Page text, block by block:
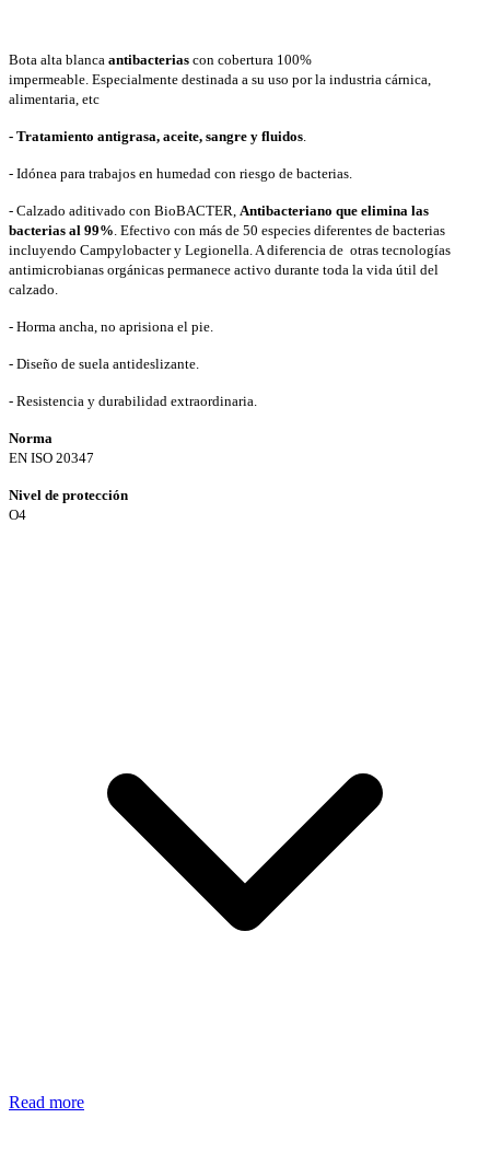
Bota alta blanca antibacterias con cobertura 100%
impermeable. Especialmente destinada a su uso por la industria cárnica,
alimentaria, etc
- Tratamiento antigrasa, aceite, sangre y fluidos
- Idónea para trabajos en humedad con riesgo de bacterias.
- Calzado aditivado con BioBACTER, Antibacteriano que elimina las
bacterias al 99% . Efectivo con más de 50 especies diferentes de bacterias
incluyendo Campylobacter y Legionella. A diferencia de otras tecnologías
antimicrobianas orgánicas permanece activo durante toda la vida útil del
calzado.
- Horma ancha, no aprisiona el pie.
- Diseño de suela antideslizante.
- Resistencia y durabilidad extraordinaria.
Norma
EN ISO 20347
Nivel de protección
O4
Read more